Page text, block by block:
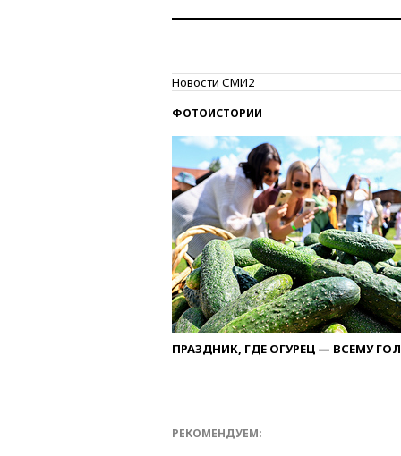
Новости СМИ2
ФОТОИСТОРИИ
ПРАЗДНИК, ГДЕ ОГУРЕЦ — ВСЕМУ
РЕКОМЕНДУЕМ: